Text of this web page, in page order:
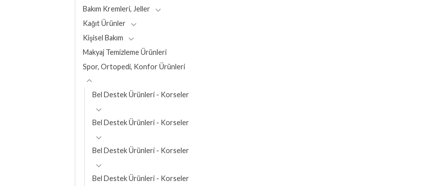
Bakım Kremleri, Jeller
Kağıt Ürünler
Kişisel Bakım
Makyaj Temizleme Ürünleri
Spor, Ortopedi, Konfor Ürünleri
Bel Destek Ürünleri - Korseler
Bel Destek Ürünleri - Korseler
Bel Destek Ürünleri - Korseler
Bel Destek Ürünleri - Korseler